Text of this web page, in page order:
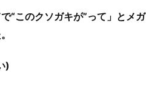
“このクソガキが”って」とメガ
)